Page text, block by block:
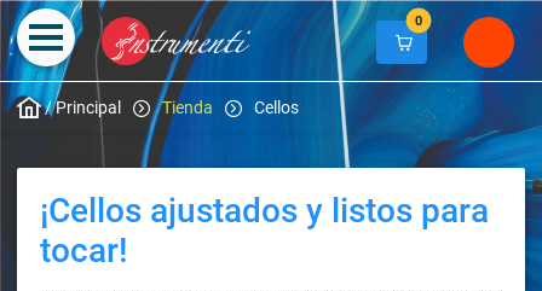
0
/Principal Tienda Cellos
¡Cellos ajustados y listos para
tocar!